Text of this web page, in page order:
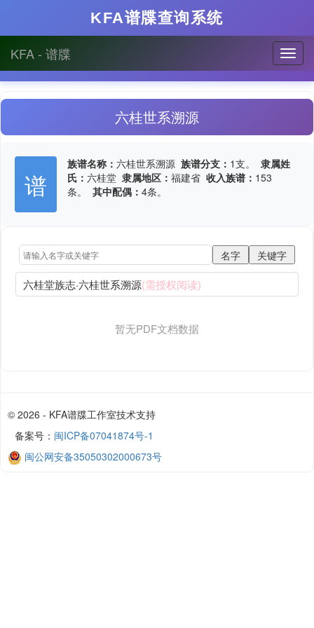
KFA谱牒查询系统
KFA - 谱牒
六桂世系溯源
谱
族谱名称： 六桂世系溯源 族谱分支： 1支。 隶属姓
氏： 六桂堂 隶属地区： 福建省 收入族谱： 153
条。 其中配偶： 4条。
六桂堂族志·六桂世系溯源(需授权阅读)
暂无PDF文档数据
© 2026 - KFA谱牒工作室技术支持
备案号： 闽ICP备07041874号-1
闽公网安备35050302000673号